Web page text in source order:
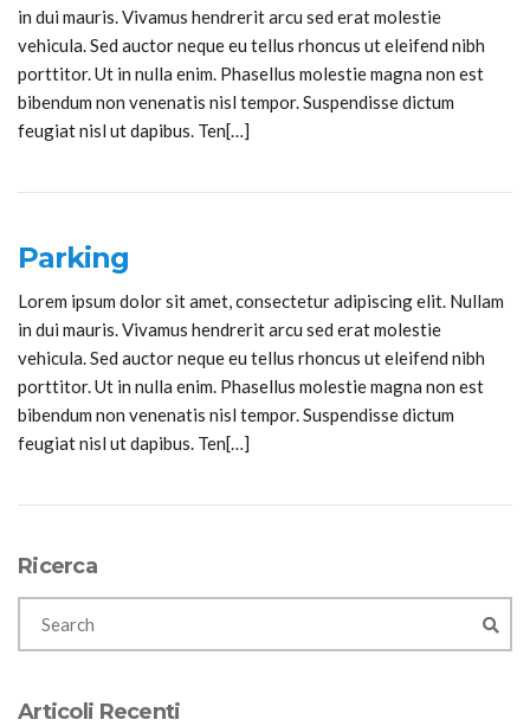
in dui mauris. Vivamus hendrerit arcu sed erat molestie
vehicula. Sed auctor neque eu tellus rhoncus ut eleifend nibh
porttitor. Ut in nulla enim. Phasellus molestie magna non est
bibendum non venenatis nisl tempor. Suspendisse dictum
feugiat nisl ut dapibus. Ten[…]
Parking
Lorem ipsum dolor sit amet, consectetur adipiscing elit. Nullam
in dui mauris. Vivamus hendrerit arcu sed erat molestie
vehicula. Sed auctor neque eu tellus rhoncus ut eleifend nibh
porttitor. Ut in nulla enim. Phasellus molestie magna non est
bibendum non venenatis nisl tempor. Suspendisse dictum
feugiat nisl ut dapibus. Ten[…]
Ricerca
Articoli Recenti